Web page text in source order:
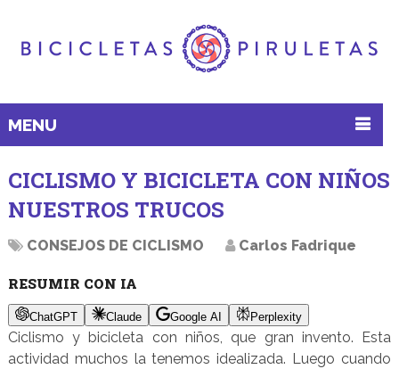
MENU
CICLISMO Y BICICLETA CON NIÑOS
NUESTROS TRUCOS
CONSEJOS DE CICLISMO Carlos Fadrique
RESUMIR CON IA
ChatGPT Claude Google AI Perplexity
Ciclismo y bicicleta con niños, que gran invento. Esta
actividad muchos la tenemos idealizada. Luego cuando